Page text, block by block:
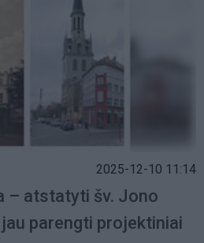
2025-12-10 11:14
– atstatyti šv. Jono
parengti projektiniai